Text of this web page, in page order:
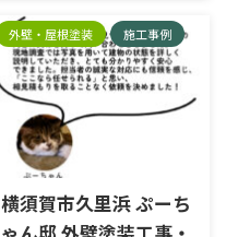
とができました。建物の状態
や必要な工事についても丁寧に
説明していただき、納得したう
えで昌栄にお願いすること ...
ら年数が経ち、外壁や付帯部
の劣化が気になり始めていま
した。大きな不具合はありま
せんでしたが、建物を長持ちさ
せるためにも早めにメンテナ
ンスをしたいと考えていまし
た。 当社を選んだ決め手は？
（リピーターのお客様） 前回
の工事で、建物の状態を写真を
交えながら分かりやすく説明
外壁・屋根塗装 施工事例
横須賀市久里浜 ぷーち